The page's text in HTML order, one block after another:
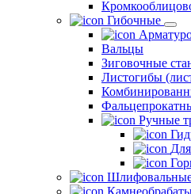
Гибочные
Вальцы
Зиговочные
Листогибы
Ручные